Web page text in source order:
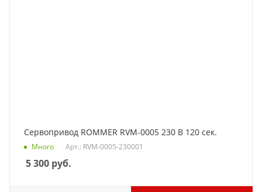
Сервопривод ROMMER RVM-0005 230 В 120 сек.
Много Арт.: RVM-0005-230001
5 300 руб.